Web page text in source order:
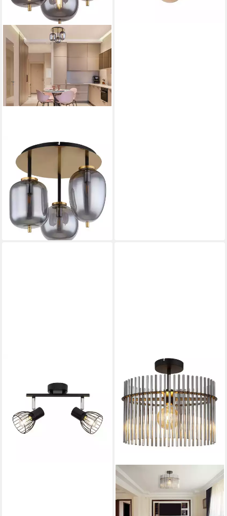
GLOBO LIGHTING
Deckenleuchte BLACKY I,
ohne Leuchtmittel,
Hängeleuchte Messing matt,
Rauchglas, 3 Gläser, E14
122,99 €
UVP369,99 €
-67%
lieferbar - in 6-8 Werktagen bei dir
Leuchtmittel, Spotrohr 2flg
schwarz
29,99 € UVP
-14%
lieferbar - in 9-11 Werktagen bei